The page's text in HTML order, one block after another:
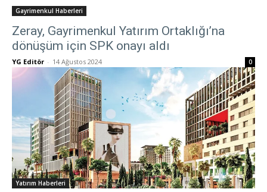
Gayrimenkul Haberleri
Zeray, Gayrimenkul Yatırım Ortaklığı’na
dönüşüm için SPK onayı aldı
YG Editör - 14 Ağustos 2024 0
Yatırım Haberleri